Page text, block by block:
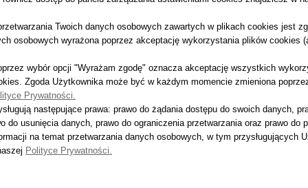
z uchwytem
Twoich danych osobowych zawartych w plikach cookies jest
osobowych wyrażona poprzez akceptację wykorzystania plików cookies
wybór opcji "Wyrażam zgodę" oznacza akceptację wszystkich
Zgoda Użytkownika może być w każdym momencie zmieniona
Prywatności.
następujące prawa: prawo do żądania dostępu do swoich danych,
do usunięcia danych, prawo do ograniczenia przetwarzania oraz prawo do
na temat przetwarzania danych osobowych, w tym przysługujących
Polityce Prywatności.